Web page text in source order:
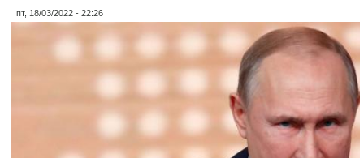
пт, 18/03/2022 - 22:26